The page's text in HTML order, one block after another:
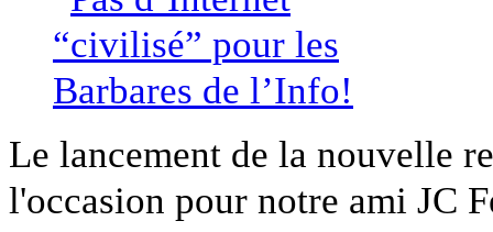
Le lancement de la nouvelle
l'occasion pour notre ami JC